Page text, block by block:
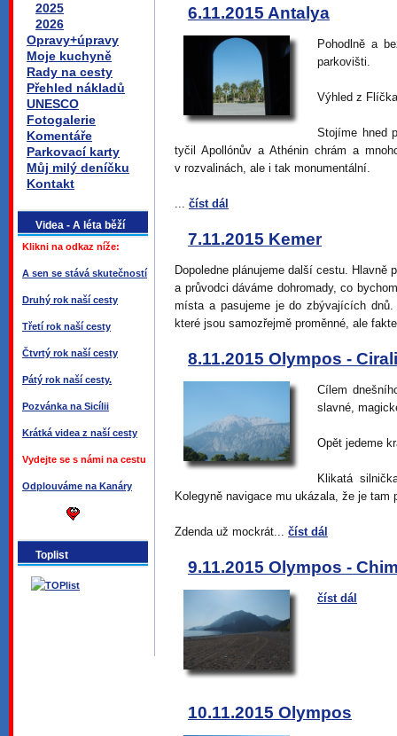
2025
2026
Opravy+úpravy
Moje kuchyně
Rady na cesty
Přehled nákladů
UNESCO
Fotogalerie
Komentáře
Parkovací karty
Můj milý deníčku
Kontakt
Videa - A léta běží
Klikni na odkaz níže:
A sen se stává skutečností
Druhý rok naší cesty
Třetí rok naší cesty
Čtvrtý rok naší cesty
Pátý rok naší cesty.
Pozvánka na Sicílii
Krátká videa z naší cesty
Vydejte se s námi na cestu
Odplouváme na Kanáry
Toplist
6.11.2015 Antalya
Pohodlně a
parkovišti.
Výhled z
Stojíme hned
tyčil Apollónův a Athénin chrám a
v rozvalinách, ale i tak monumentální.
... číst dál
7.11.2015 Kemer
Dopoledne plánujeme další cestu.
a průvodci dáváme dohromady, co
místa a pasujeme je do zbývajících
které jsou samozřejmě proměnné, ale
8.11.2015 Olympos - Cirali
Cílem
slavné,
Opět jedeme
Klikatá
Kolegyně navigace mu ukázala, že je tam
Zdenda už mockrát... číst dál
9.11.2015 Olympos -
číst dál
10.11.2015 Olympos